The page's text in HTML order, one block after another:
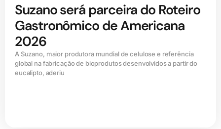
Suzano será parceira do Roteiro
Gastronômico de Americana
2026
A Suzano, maior produtora mundial de celulose e referência
global na fabricação de bioprodutos desenvolvidos a partir do
eucalipto, aderiu